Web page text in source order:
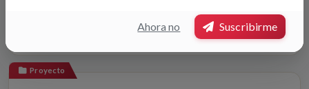
Proyecto
Ahora no Suscribirme